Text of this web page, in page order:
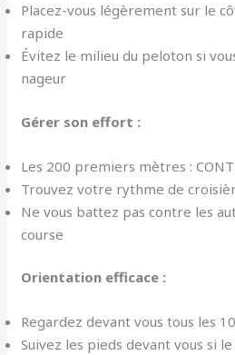
Placez-vous légèrement sur le
rapide
Évitez le milieu du peloton si
nageur
Gérer son effort :
Les 200 premiers mètres :
Trouvez votre rythme de
Ne vous battez pas contre les
course
Orientation efficace :
Regardez devant vous tous les
Suivez les pieds devant vous si